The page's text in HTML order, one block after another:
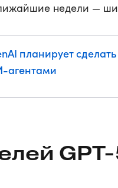
недели —
планирует
агентами